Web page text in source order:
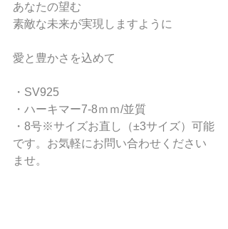
あなたの望む
素敵な未来が実現しますように
愛と豊かさを込めて
・SV925
・ハーキマー7-8ｍｍ/並質
・8号※サイズお直し（±3サイズ）可能
です。お気軽にお問い合わせください
ませ。